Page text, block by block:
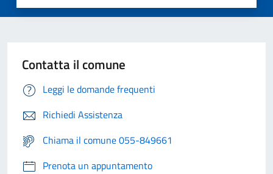
Contatta il comune
Leggi le domande frequenti
Richiedi Assistenza
Chiama il comune 055-849661
Prenota un appuntamento